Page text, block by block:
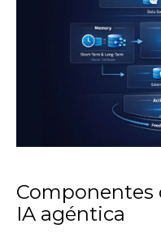
Componentes
IA agéntica